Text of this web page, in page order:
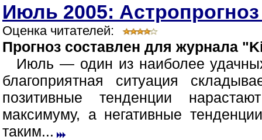
Июль 2005:
Оценка читателей:
Прогноз составлен для журнала
Июль — один из наиболее
благоприятная ситуация
позитивные тенденции
максимуму, а негативные
таким...